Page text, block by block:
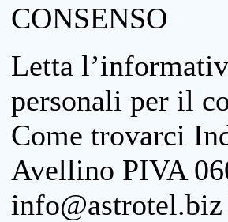
CONSENSO
Letta
personali per il
Come trovarci
Avellino PIVA
info@astrotel.biz